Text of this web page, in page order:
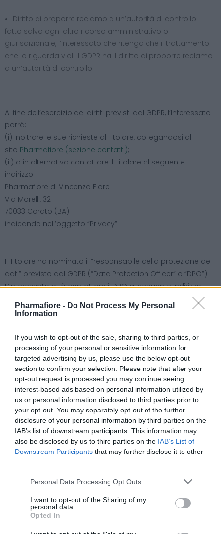
Pharmafiore - Do Not Process My Personal
Information
If you wish to opt-out of the sale, sharing to third parties, or
processing of your personal or sensitive information for
targeted advertising by us, please use the below opt-out
section to confirm your selection. Please note that after your
opt-out request is processed you may continue seeing
interest-based ads based on personal information utilized by
us or personal information disclosed to third parties prior to
your opt-out. You may separately opt-out of the further
disclosure of your personal information by third parties on the
IAB’s list of downstream participants. This information may
also be disclosed by us to third parties on the IAB’s List of
Downstream Participants that may further disclose it to other
Please note that this website/app uses one or more Google
not limited to your visit or usage behaviour. You may click to
grant or deny consent to Google and its third-party tags to
use your data for below specified purposes in below Google
consent section.
Personal Data Processing Opt Outs
I want to opt-out of the Sharing of my
personal data.
Opted In
Diritto di proporre reclamo a un’autorità di controllo:
fatto salvo ogni altro ricorso amministrativo o
giurisdizionale, l’Interessato che ritenga che il trattamento
che lo riguarda violi il GDPR ha il diritto di proporre reclamo
a un’autorità di controllo.
Al fine dell’esercizio dei diritti previsti dal GDPR, l’Interessato
potrà:
(i) inoltrare le sue richieste al Titolare, collegandosi al
sito Pharmafiore (sezione contatti);
(ii) o in alternativa contattare il Titolare al seguente
indirizzo:
Pharmafiore di Vincenzo Fiore
Via Morelli, 32
70033 Corato (BA)
indicando nell’oggetto “Privacy”.
Il Titolare ha nominato il “responsabile della protezione dei
dati” previsto dal GDPR (“Data Protection Officer” o “DPO”).
L’Interessato può contattare il DPO al seguente indirizzo
Fine modulo
Relativamente ai prodotti venduti da Pharmafiore di
Vincenzo Fiore ed aventi la seguente natura: dispositivi
medici e dispositivi medico – diagnostici in vitro, presidi
medico chirurgici significa che: tutti i contenuti dei
siti www.pharmafiore.it
relativi a tali prodotti (testi, immagini,
foto, disegni, allegati e quant’altro) non hanno carattere né
natura di pubblicità. Tutti i contenuti devono intendersi e
sono di natura esclusivamente informativa e volti
esclusivamente a portare a conoscenza dei clienti e dei
potenziali clienti in fase di preacquisto i prodotti venduti da
medica o scientifica.
Le seguenti informazioni vengono fornite per garantire la
massima trasparenza nei confronti dei clienti ed in
conformità al Decreto Legislativo 06 Settembre 2005, n. 206